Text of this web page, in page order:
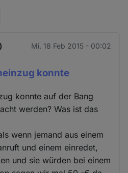
Mi. 18 Feb 2015 - 00:02
konnte
konnte auf der Bang
werden? Was ist das
wenn jemand aus einem
und einem einredet,
und sie würden bei einem